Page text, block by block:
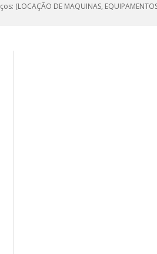
(LOCAÇÃO DE MAQUINAS,